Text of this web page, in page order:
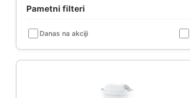
Pametni filteri
Danas na akciji